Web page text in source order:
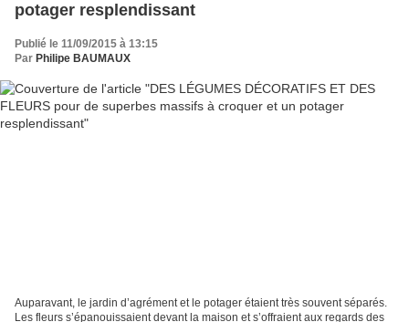
potager resplendissant
Publié le 11/09/2015 à 13:15
Par Philipe BAUMAUX
Auparavant, le jardin d’agrément et le potager étaient très souvent séparés.
Les fleurs s’épanouissaient devant la maison et s’offraient aux regards des